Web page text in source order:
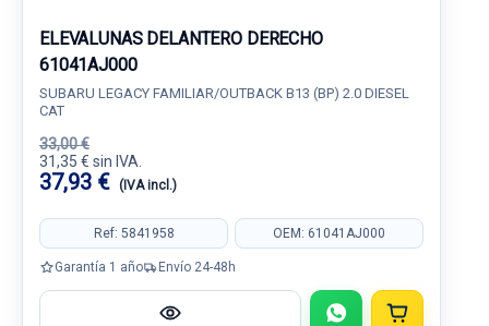
ELEVALUNAS DELANTERO DERECHO
61041AJ000
SUBARU LEGACY FAMILIAR/OUTBACK B13 (BP) 2.0 DIESEL
CAT
33,00 €
31,35 € sin IVA.
37,93 € (IVA incl.)
Ref: 5841958 OEM: 61041AJ000
Garantía 1 año Envío 24-48h